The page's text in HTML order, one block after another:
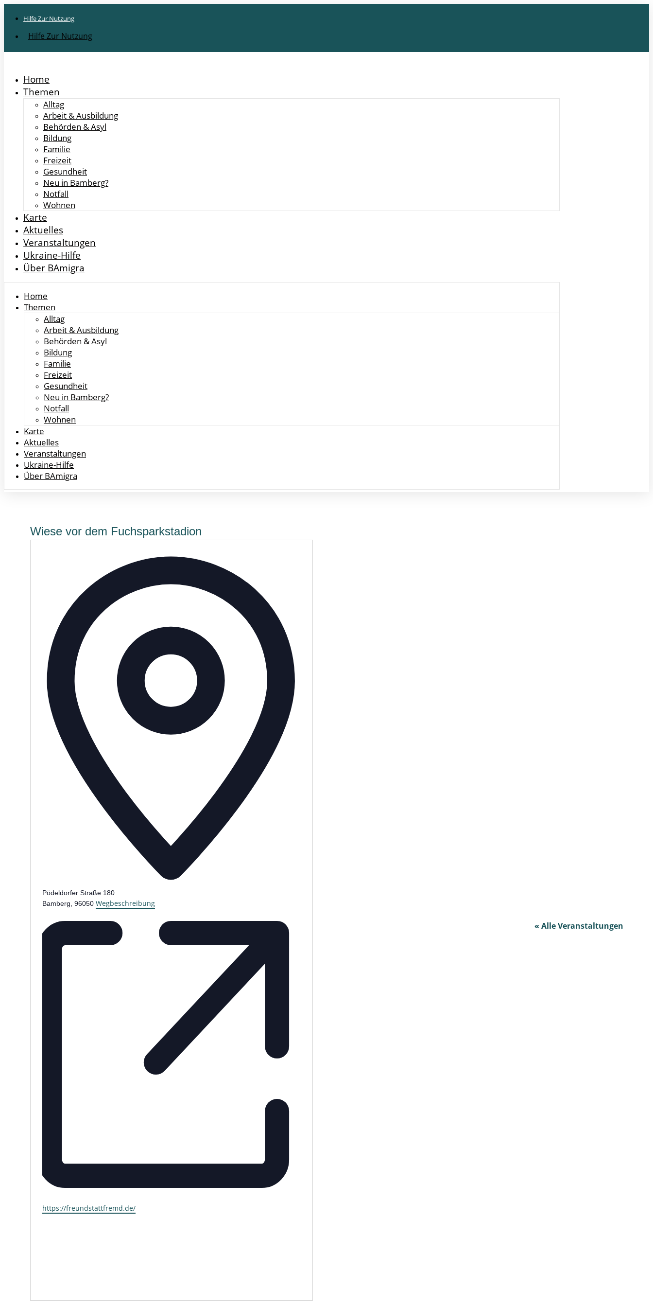
Inhalt
springenHilfe Zur Nutzung
Hilfe Zur Nutzung
Home
Themen
Alltag
Arbeit & Ausbildung
Behörden & Asyl
Bildung
Familie
Freizeit
Gesundheit
Neu in Bamberg?
Notfall
Wohnen
Karte
Aktuelles
Veranstaltungen
Ukraine-Hilfe
Über BAmigra
Home
Themen
Alltag
Arbeit & Ausbildung
Behörden & Asyl
Bildung
Familie
Freizeit
Gesundheit
Neu in Bamberg?
Notfall
Wohnen
Karte
Aktuelles
Veranstaltungen
Ukraine-Hilfe
Über BAmigra
Wiese vor dem Fuchsparkstadion
« Alle Veranstaltungen
Pödeldorfer Straße 180
Bamberg 96050 Wegbeschreibung
Webseite
https://freundstattfremd.de/